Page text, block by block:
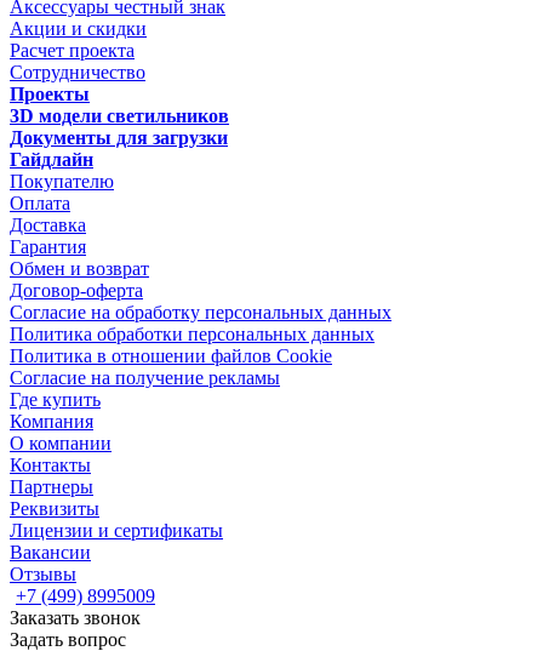
Аксессуары честный знак
Акции и скидки
Расчет проекта
Сотрудничество
Проекты
3D модели светильников
Документы для загрузки
Гайдлайн
Покупателю
Оплата
Доставка
Гарантия
Обмен и возврат
Договор-оферта
Согласие на обработку персональных данных
Политика обработки персональных данных
Политика в отношении файлов Cookie
Согласие на получение рекламы
Где купить
Компания
О компании
Контакты
Партнеры
Реквизиты
Лицензии и сертификаты
Вакансии
Отзывы
+7 (499) 8995009
Заказать звонок
Задать вопрос